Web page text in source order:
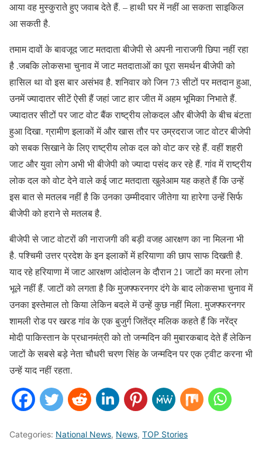
आया वह मुस्कुराते हुए जवाब देते हैं. – हाथी घर में नहीं आ सकता साइकिल
आ सकती है.
तमाम दावों के बावजूद जाट मतदाता बीजेपी से अपनी नाराजगी छिपा नहीं रहा
है .जबकि लोकसभा चुनाव में जाट मतदाताओं का पूरा समर्थन बीजेपी को
हासिल था वो इस बार असंभव है. शनिवार को जिन 73 सीटों पर मतदान हुआ,
उनमें ज्यादातर सीटें ऐसी हैं जहां जाट हार जीत में अहम भूमिका निभाते हैं.
ज्यादातर सीटों पर जाट वोट बैंक राष्ट्रीय लोकदल और बीजेपी के बीच बंटता
हुआ दिखा. ग्रामीण इलाकों में और खास तौर पर उम्रदराज जाट वोटर बीजेपी
को सबक सिखाने के लिए राष्ट्रीय लोक दल को वोट कर रहे हैं. वहीं शहरी
जाट और युवा लोग अभी भी बीजेपी को ज्यादा पसंद कर रहे हैं. गांव में राष्ट्रीय
लोक दल को वोट देने वाले कई जाट मतदाता खुलेआम यह कहते हैं कि उन्हें
इस बात से मतलब नहीं है कि उनका उम्मीदवार जीतेगा या हारेगा उन्हें सिर्फ
बीजेपी को हराने से मतलब है.
बीजेपी से जाट वोटरों की नाराजगी की बड़ी वजह आरक्षण का ना मिलना भी
है. पश्चिमी उत्तर प्रदेश के इन इलाकों में हरियाणा की छाप साफ दिखती है.
याद रहे हरियाणा में जाट आरक्षण आंदोलन के दौरान 21 जाटों का मरना लोग
भूले नहीं हैं. जाटों को लगता है कि मुजफ्फरनगर दंगे के बाद लोकसभा चुनाव में
उनका इस्तेमाल तो किया लेकिन बदले में उन्हें कुछ नहीं मिला. मुजफ्फरनगर
शामली रोड पर खरड गांव के एक बुजुर्ग जितेंद्र मलिक कहते हैं कि नरेंद्र
मोदी पाकिस्तान के प्रधानमंत्री को तो जन्मदिन की मुबारकबाद देते हैं लेकिन
जाटों के सबसे बड़े नेता चौधरी चरण सिंह के जन्मदिन पर एक ट्वीट करना भी
उन्हें याद नहीं रहता.
Categories: National News, News, TOP Stories